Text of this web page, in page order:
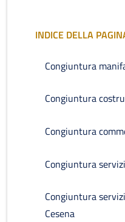
INDICE DELLA
Congiuntura
Congiuntura
Congiuntura
Congiuntura
Congiuntura
Cesena